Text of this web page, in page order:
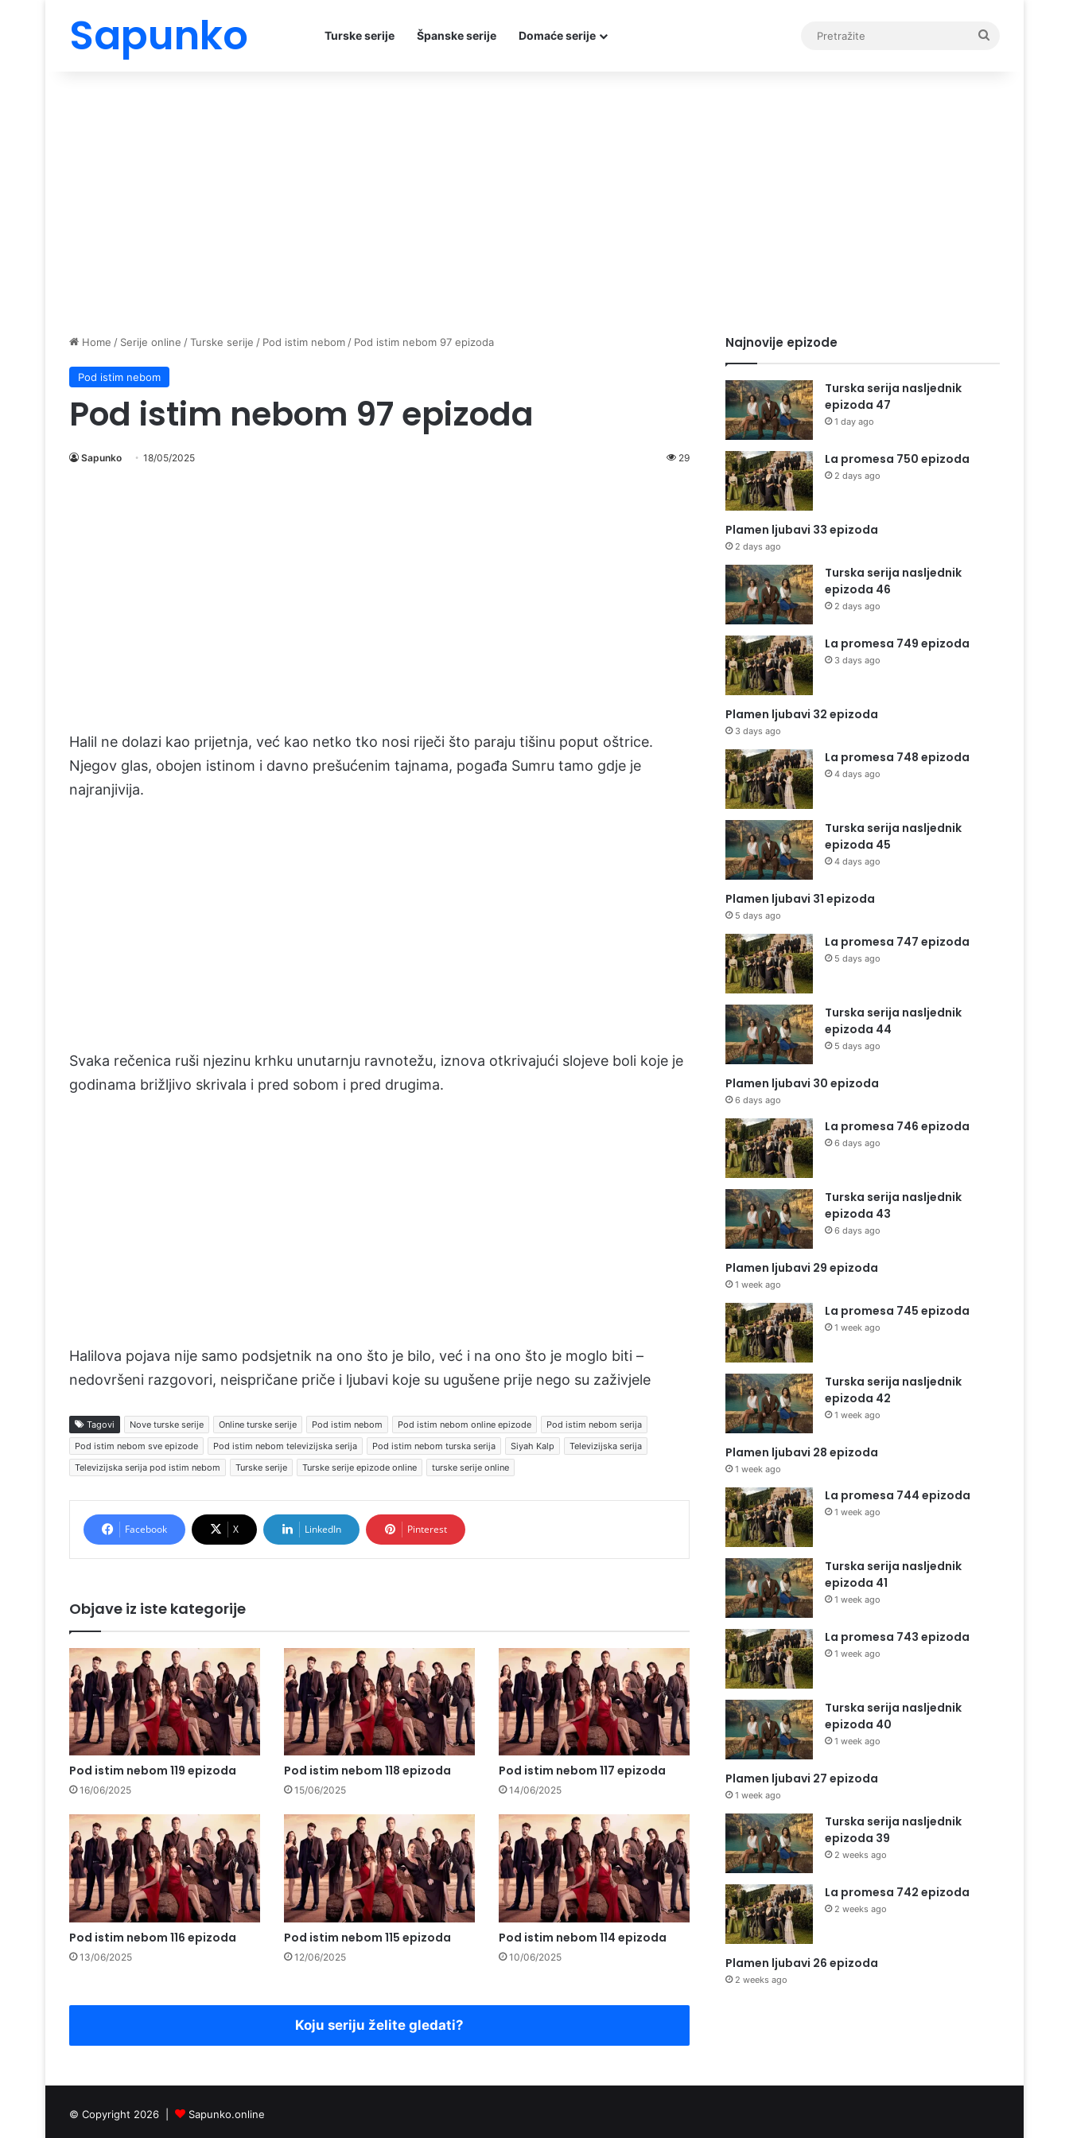
Sapunko Turske serije Španske serije Domaće serije
Home / Serije online /Turske serije / Pod istim nebom / Pod istim nebom 97 epizoda
Pod istim nebom
Pod istim nebom 97 epizoda
Sapunko 18/05/2025 29
Halil ne dolazi kao prijetnja, već kao netko tko nosi riječi što paraju tišinu poput oštrice.
Njegov glas, obojen istinom i davno prešućenim tajnama, pogađa Sumru tamo gdje je
najranjivija.
Svaka rečenica ruši njezinu krhku unutarnju ravnotežu, iznova otkrivajući slojeve boli koje je
godinama brižljivo skrivala i pred sobom i pred drugima.
Halilova pojava nije samo podsjetnik na ono što je bilo, već i na ono što je moglo biti –
nedovršeni razgovori, neispričane priče i ljubavi koje su ugušene prije nego su zaživjele
Tagovi Nove turske serije Online turske serije Pod istim nebom Pod istim nebom online epizode
Pod istim nebom serija
Pod istim nebom sve epizode
Pod istim nebom televizijska serija Pod istim nebom turska serija Siyah Kalp
Televizijska serija
Televizijska serija pod istim nebom
Turske serije Turske serije epizode online turske serije online
Facebook X LinkedIn Pinterest
Objave iz iste kategorije
Pod istim nebom 119 epizoda
16/06/2025
Pod istim nebom 118 epizoda
15/06/2025
Pod istim nebom 117 epizoda
14/06/2025
Pod istim nebom 116 epizoda
13/06/2025
Pod istim nebom 115 epizoda
12/06/2025
Pod istim nebom 114 epizoda
10/06/2025
Koju seriju želite gledati?
Najnovije epizode
Turska serija nasljednik
epizoda 47
1 day ago
La promesa 750 epizoda
2 days ago
Plamen ljubavi 33 epizoda
2 days ago
Turska serija nasljednik
epizoda 46
2 days ago
La promesa 749 epizoda
3 days ago
Plamen ljubavi 32 epizoda
3 days ago
La promesa 748 epizoda
4 days ago
Turska serija nasljednik
epizoda 45
4 days ago
Plamen ljubavi 31 epizoda
5 days ago
La promesa 747 epizoda
5 days ago
Turska serija nasljednik
epizoda 44
5 days ago
Plamen ljubavi 30 epizoda
6 days ago
La promesa 746 epizoda
6 days ago
Turska serija nasljednik
epizoda 43
6 days ago
Plamen ljubavi 29 epizoda
1 week ago
La promesa 745 epizoda
1 week ago
Turska serija nasljednik
epizoda 42
1 week ago
Plamen ljubavi 28 epizoda
1 week ago
La promesa 744 epizoda
1 week ago
Turska serija nasljednik
epizoda 41
1 week ago
La promesa 743 epizoda
1 week ago
Turska serija nasljednik
epizoda 40
1 week ago
Plamen ljubavi 27 epizoda
1 week ago
Turska serija nasljednik
epizoda 39
2 weeks ago
La promesa 742 epizoda
2 weeks ago
Plamen ljubavi 26 epizoda
2 weeks ago
© Copyright 2026 | Sapunko.online